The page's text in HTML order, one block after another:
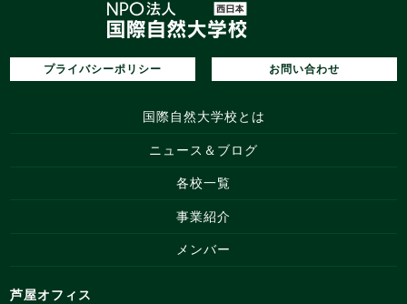
プライバシーポリシー お問い合わせ
国際自然大学校とは
ニュース＆ブログ
各校一覧
事業紹介
メンバー
芦屋オフィス